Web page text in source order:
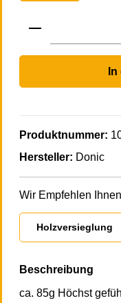
Produkt
Produktnummer:
Hersteller: Donic
Wir Empfehlen
Holzversieglung
Beschreibung
ca. 85g Höchst